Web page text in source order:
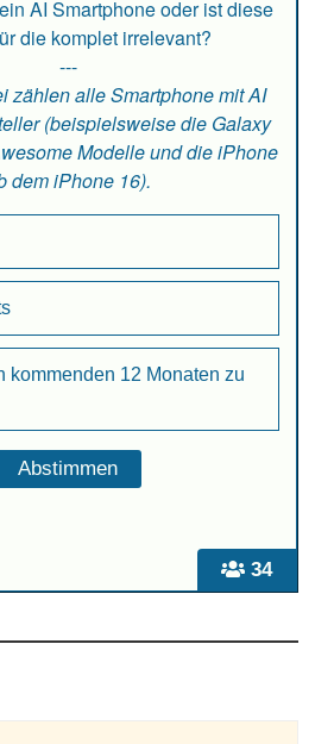
34
AI Smartphone oder ist diese
die komplet irrelevant?
---
zählen alle Smartphone mit AI
(beispielsweise die Galaxy
Modelle und die iPhone
dem iPhone 16).
kommenden 12 Monaten zu